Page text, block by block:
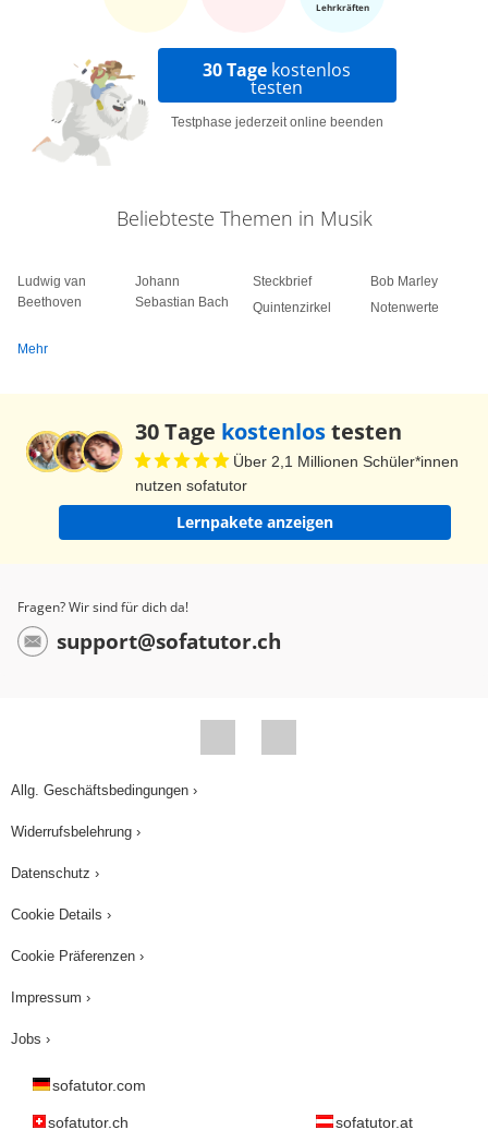
Lehrkräften
30 Tage kostenlos
testen
Testphase jederzeit online beenden
Beliebteste Themen in Musik
Ludwig van
Beethoven
Johann
Sebastian Bach
Steckbrief
Quintenzirkel
Bob Marley
Notenwerte
Mehr
30 Tage kostenlostesten
Über 2,1 Millionen Schüler*innen
nutzen sofatutor
Lernpakete anzeigen
Fragen? Wir sind für dich da!
support@sofatutor.ch
Allg. Geschäftsbedingungen ›
Widerrufsbelehrung ›
Datenschutz ›
Cookie Details ›
Cookie Präferenzen ›
Impressum ›
Jobs ›
sofatutor.com
sofatutor.ch sofatutor.at